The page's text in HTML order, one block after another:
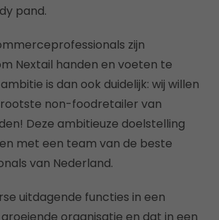
pand.
zijn
Nextail handen en voeten te
is dan ook duidelijk: wij willen
non-foodretailer van
Deze ambitieuze doelstelling
met een team van de beste
van Nederland.
uitdagende functies in een
organisatie en dat in een